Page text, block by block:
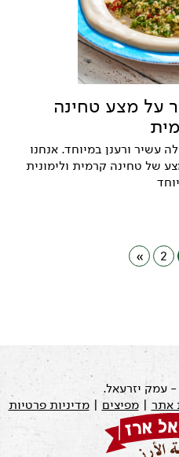
על מצע טחינה
עשיר ורענן במיוחד. אנחנו
של טחינה קרמית ולימונית
2
»
- עמק יזרעאל.
אתר |מפיצים |מדיניות פרטיות